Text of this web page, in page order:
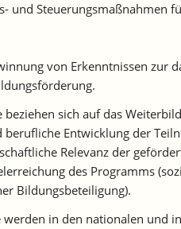
und Steuerungsmaßnahmen
von Erkenntnissen zur
beziehen sich auf das
Entwicklung der
Relevanz der
des Programms
Bildungsbeteiligung).
werden in den nationalen und